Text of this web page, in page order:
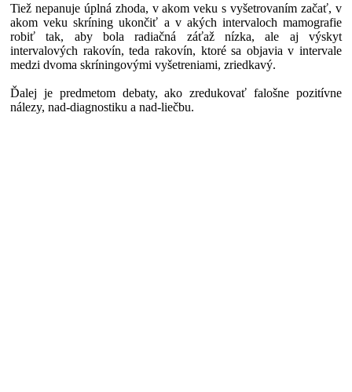
Tiež nepanuje úplná zhoda, v akom veku s vyšetrovaním začať, v
akom veku skríning ukončiť a v akých intervaloch mamografie
robiť tak, aby bola radiačná záťaž nízka, ale aj výskyt
intervalových rakovín, teda rakovín, ktoré sa objavia v intervale
medzi dvoma skríningovými vyšetreniami, zriedkavý.
Ďalej je predmetom debaty, ako zredukovať falošne pozitívne
nálezy, nad-diagnostiku a nad-liečbu.